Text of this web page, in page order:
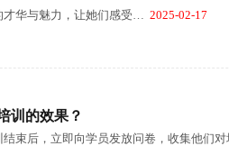
才华与魅力，让她们感受… 2025-02-17
训的效果？
束后，立即向学员发放问卷，收集他们